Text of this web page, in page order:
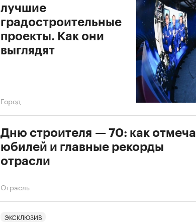
Город
лучшие
градостроительные
проекты. Как они
выглядят
Отрасль
Дню строителя — 70: как
юбилей и главные рекорды
отрасли
ЭКСКЛЮЗИВ